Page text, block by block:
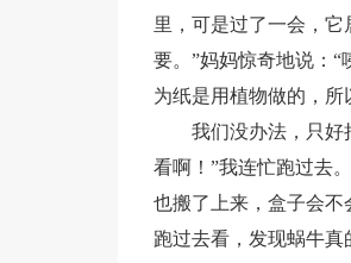
里，可是过了一会，
要。”妈妈惊奇地说：“
为纸是用植物做的，所
我们没办法，只好
看啊！”我连忙跑过去
也搬了上来，盒子会不
跑过去看，发现蜗牛真